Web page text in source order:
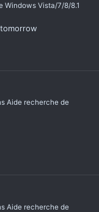
Windows Vista/7/8/8.1
Aide recherche de
Aide recherche de